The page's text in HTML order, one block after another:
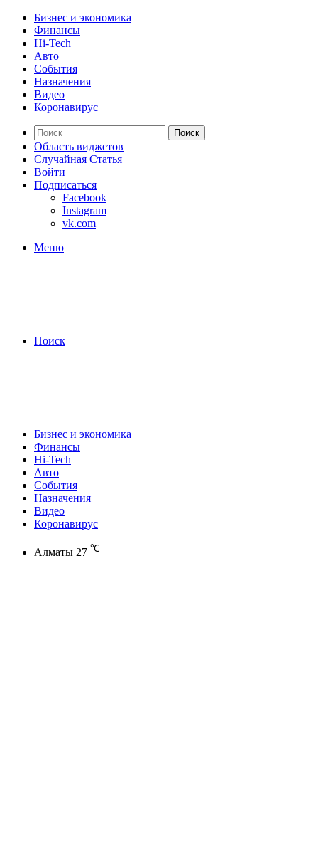
Бизнес и экономика
Финансы
Hi-Tech
Авто
События
Назначения
Видео
Коронавирус
Поиск
Область виджетов
Случайная Статья
Войти
Подписаться
Facebook
Instagram
vk.com
Меню
Поиск
Бизнес и экономика
Финансы
Hi-Tech
Авто
События
Назначения
Видео
Коронавирус
Алматы 27 ℃